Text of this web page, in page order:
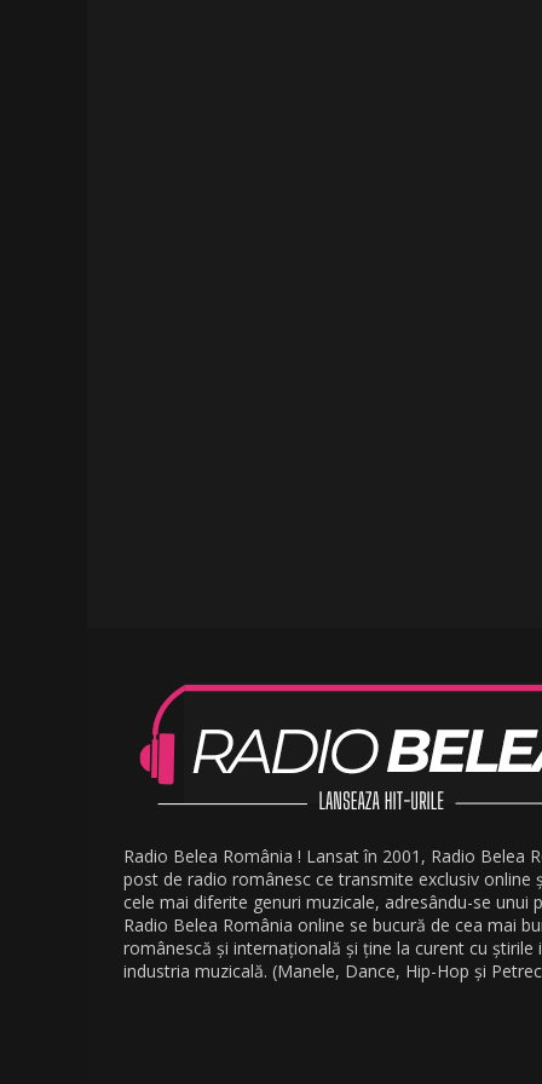
Radio Belea România ! Lansat în 2001, Radio Belea
post de radio românesc ce transmite exclusiv online
cele mai diferite genuri muzicale, adresându-se unui
Radio Belea România online se bucură de cea mai
românescă și internațională și ține la curent cu știrile
industria muzicală. (Manele, Dance, Hip-Hop și